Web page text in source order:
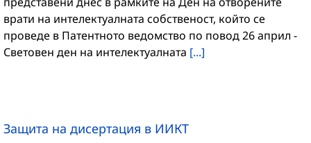
врати на интелектуалната собственост, който се
проведе в Патентното ведомство по повод 26 април -
Световен ден на интелектуалната [...]
Защита на дисертация в ИИКТ